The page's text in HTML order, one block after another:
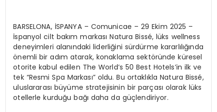
BARSELONA, İSPANYA – Comunicae – 29 Ekim 2025 –
İspanyol cilt bakım markası Natura Bissé, lüks wellness
deneyimleri alanındaki liderliğini sürdürme kararlılığında
önemli bir adım atarak, konaklama sektöründe küresel
otorite kabul edilen The World’s 50 Best Hotels’in ilk ve
tek “Resmi Spa Markası” oldu. Bu ortaklıkla Natura Bissé,
uluslararası büyüme stratejisinin bir parçası olarak lüks
otellerle kurduğu bağı daha da güçlendiriyor.